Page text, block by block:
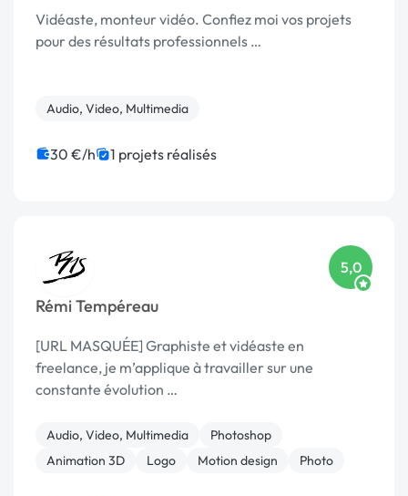
Vidéaste, monteur vidéo. Confiez moi vos projets
pour des résultats professionnels …
Audio, Video, Multimedia
30 €/h 1 projets réalisés
Rémi Tempéreau
5,0
[URL MASQUÉE] Graphiste et vidéaste en
freelance, je m’applique à travailler sur une
constante évolution …
Audio, Video, Multimedia
Photoshop
Animation 3D
Logo Motion design Photo